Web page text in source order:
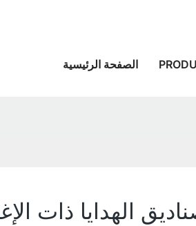
الصفحة الرئيسية
الهدايا ذات